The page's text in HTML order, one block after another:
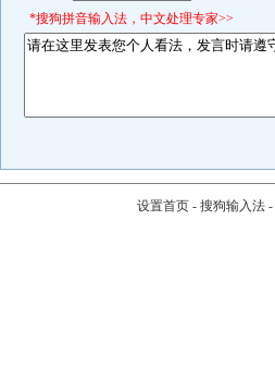
*搜狗拼音输入法，中文处理专家>>
设置首页- 搜狗输入法-